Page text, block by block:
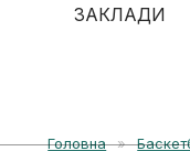
ЗАКЛАДИ
Головна »